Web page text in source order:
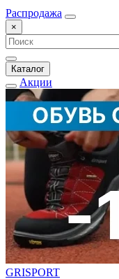
Распродажа
×
Каталог
Акции
GRISPORT